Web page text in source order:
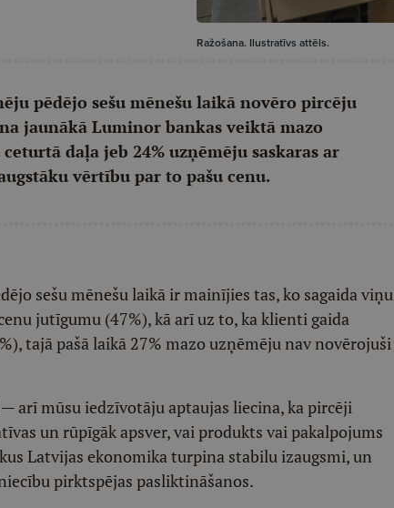
Ražošana. Ilustratīvs attēls.
pēdējo sešu mēnešu laikā novēro pircēju
jaunākā Luminor bankas veiktā mazo
daļa jeb 24% uzņēmēju saskaras ar
vērtību par to pašu cenu.
sešu mēnešu laikā ir mainījies tas, ko sagaida viņu
jutīgumu (47%), kā arī uz to, ka klienti gaida
tajā pašā laikā 27% mazo uzņēmēju nav novērojuši
arī mūsu iedzīvotāju aptaujas liecina, ka pircēji
un rūpīgāk apsver, vai produkts vai pakalpojums
Latvijas ekonomika turpina stabilu izaugsmi, un
pirktspējas pasliktināšanos.